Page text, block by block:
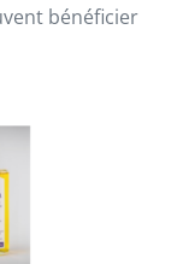
bénéficier